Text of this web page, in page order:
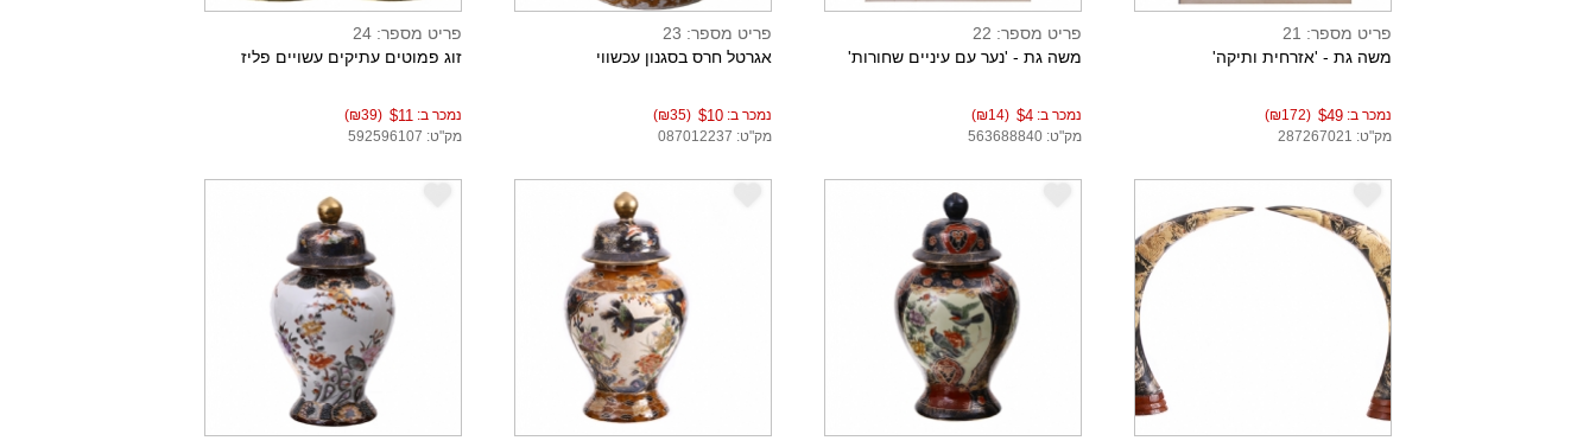
פריט מספר: 21
משה גת - 'אזרחית ותיקה'
נמכר ב: $49
(₪172)
מק"ט: 287267021
פריט מספר: 22
משה גת - 'נער עם עיניים שחורות'
נמכר ב: $4
(₪14)
מק"ט: 563688840
פריט מספר: 23
אגרטל חרס בסגנון עכשווי
נמכר ב: $10
(₪35)
מק"ט: 087012237
פריט מספר: 24
זוג פמוטים עתיקים עשויים פליז
נמכר ב: $11
(₪39)
מק"ט: 592596107